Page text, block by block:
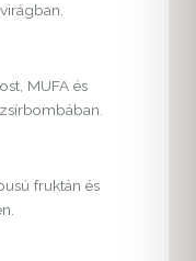
MUFA és
fruktán és